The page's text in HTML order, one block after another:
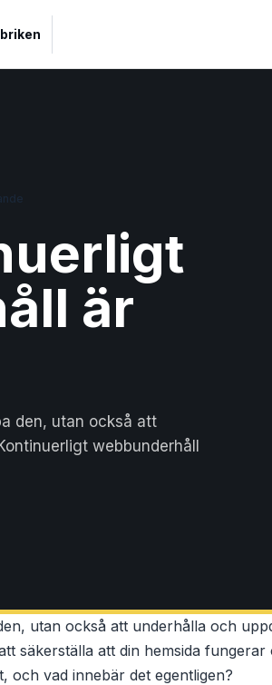
är
den, utan också att
webbunderhåll
utan också att underhålla och
säkerställa att din hemsida
och vad innebär det egentligen?